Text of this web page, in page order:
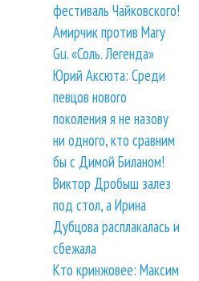
фестиваль Чайковского!
Амирчик против Mary
Gu. «Соль. Легенда»
Юрий Аксюта: Среди
певцов нового
поколения я не назову
ни одного, кто сравним
бы с Димой Биланом!
Виктор Дробыш залез
под стол, а Ирина
Дубцова расплакалась и
сбежала
Кто кринжовее: Максим